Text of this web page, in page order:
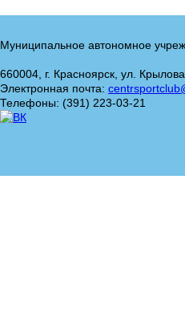
Муниципальное автономное
660004, г. Красноярск, ул.
Электронная почта:
Телефоны: (391) 223-03-21